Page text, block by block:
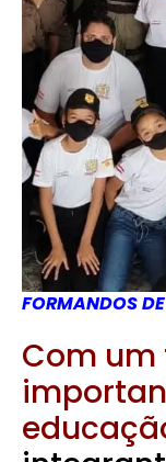
FORMANDOS
Com